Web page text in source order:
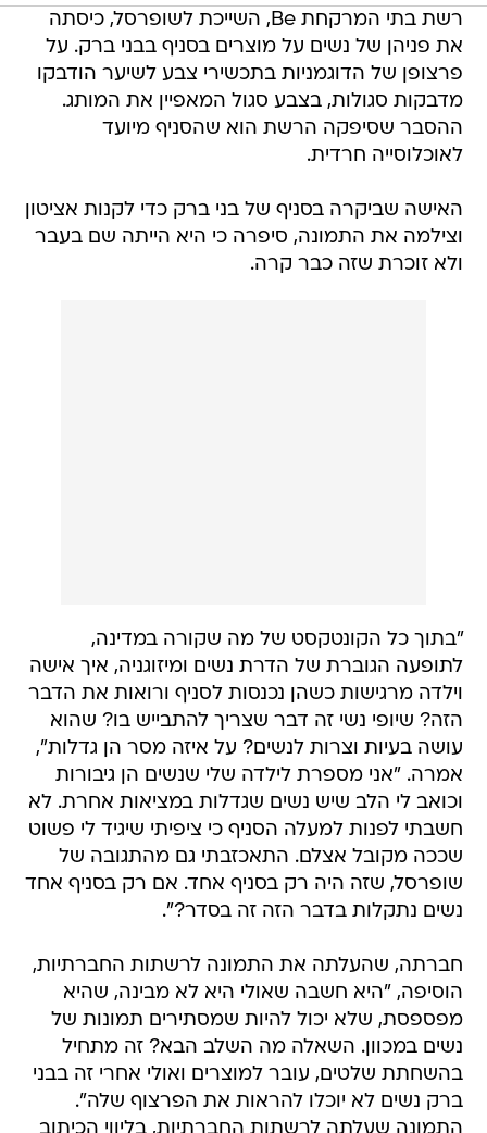
רשת בתי המרקחת Be, השייכת לשופרסל, כיסתה
את פניהן של נשים על מוצרים בסניף בבני ברק. על
פרצופן של הדוגמניות בתכשירי צבע לשיער הודבקו
מדבקות סגולות, בצבע סגול המאפיין את המותג.
ההסבר שסיפקה הרשת הוא שהסניף מיועד
לאוכלוסייה חרדית.
האישה שביקרה בסניף של בני ברק כדי לקנות אציטון
וצילמה את התמונה, סיפרה כי היא הייתה שם בעבר
ולא זוכרת שזה כבר קרה.
"בתוך כל הקונטקסט של מה שקורה במדינה,
לתופעה הגוברת של הדרת נשים ומיזוגניה, איך אישה
וילדה מרגישות כשהן נכנסות לסניף ורואות את הדבר
הזה? שיופי נשי זה דבר שצריך להתבייש בו? שהוא
עושה בעיות וצרות לנשים? על איזה מסר הן גדלות",
אמרה. "אני מספרת לילדה שלי שנשים הן גיבורות
וכואב לי הלב שיש נשים שגדלות במציאות אחרת. לא
חשבתי לפנות למעלה הסניף כי ציפיתי שיגיד לי פשוט
שככה מקובל אצלם. התאכזבתי גם מהתגובה של
שופרסל, שזה היה רק בסניף אחד. אם רק בסניף אחד
נשים נתקלות בדבר הזה זה בסדר?".
חברתה, שהעלתה את התמונה לרשתות החברתיות,
הוסיפה, "היא חשבה שאולי היא לא מבינה, שהיא
מפספסת, שלא יכול להיות שמסתירים תמונות של
נשים במכוון. השאלה מה השלב הבא? זה מתחיל
בהשחתת שלטים, עובר למוצרים ואולי אחרי זה בבני
ברק נשים לא יוכלו להראות את הפרצוף שלה".